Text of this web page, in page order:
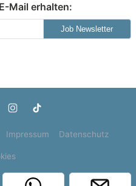
Mail erhalten:
Job Newsletter
Impressum Datenschutz